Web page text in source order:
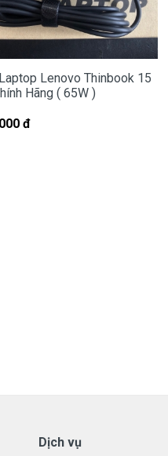
với máy của mình hay không?
nào?
có dấu hiệu tẩy xóa
Lenovo Thinbook 15
Hãng ( 65W )
đ
Dịch vụ